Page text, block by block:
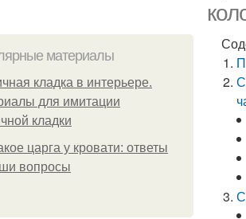
материалы
кладка в интерьере.
для имитации
кладки
царга у кровати: ответы
вопросы